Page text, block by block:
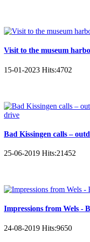
Visit to the museum
15-01-2023 Hits:4702
Bad Kissingen calls –
25-06-2019 Hits:21452
Impressions from Wels -
24-08-2019 Hits:9650